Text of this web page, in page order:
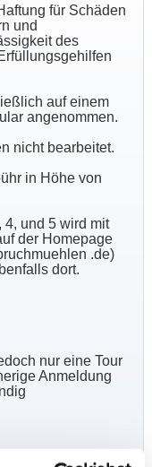
für Schäden
und
des
auf einem
angenommen.
nicht bearbeitet.
in Höhe von
4, und 5 wird mit
der Homepage
.de)
dort.
nur eine Tour
Anmeldung